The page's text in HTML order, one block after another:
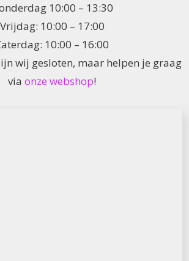
10:00 – 13:30
Vrijdag: 10:00 – 17:00
10:00 – 16:00
wij gesloten, maar helpen je graag
via onze webshop!